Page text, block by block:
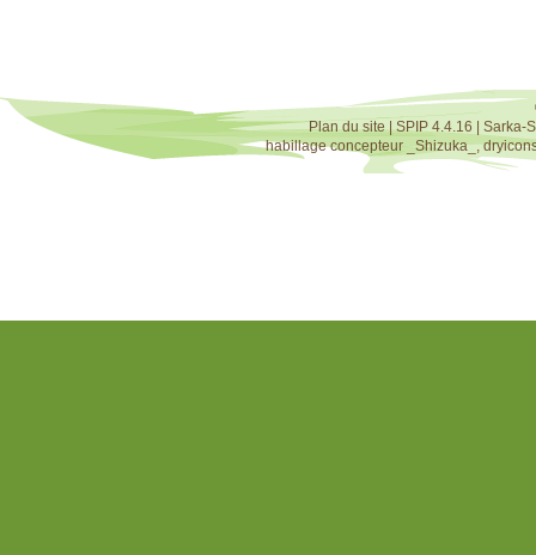
Plan du site|SPIP 4.4.16
Sarka-
habillage concepteur
_Shizuka_,